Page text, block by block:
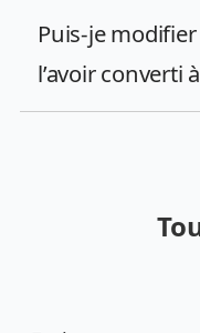
Puis-je
l’avoir converti